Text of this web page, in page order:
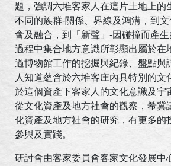
題，強調六堆客家人在這片土地上的
不同的族群-關係、界線及鴻溝，到
會及融合，到「新聲」-因碰撞而產
過程中集合地方意識所彰顯出屬於在
過博物館工作的挖掘與紀錄、盤點與
人知道蘊含於六堆客庄內具特別的文
於這個資產下客家人的文化意識及宇
從文化資產及地方社會的觀察，希冀
化資產及地方社會的研究，有更多的
參與及實踐。
研討會由客家委員會客家文化發展中